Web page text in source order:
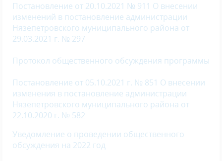
Постановление от 20.10.2021 № 911 О внесении
изменений в постановление администрации
Нязепетровского муниципального района от
29.03.2021 г. № 297
Протокол общественного обсуждения программы
Постановление от 05.10.2021 г. № 851 О внесении
изменения в постановление администрации
Нязепетровского муниципального района от
22.10.2020 г. № 582
Уведомление о проведении общественного
обсуждения на 2022 год